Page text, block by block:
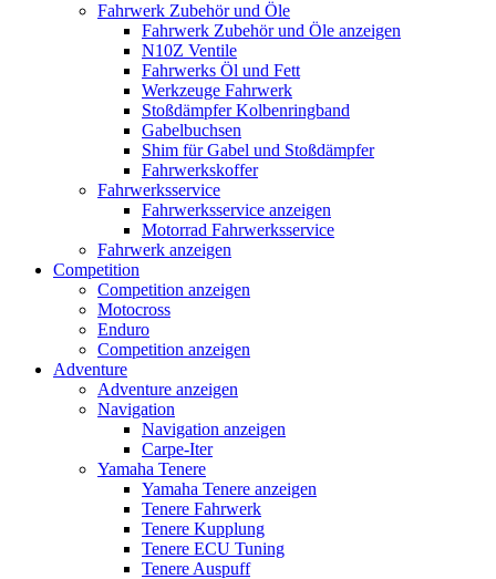
Fahrwerk Zubehör und Öle
Fahrwerk Zubehör und Öle anzeigen
N10Z Ventile
Fahrwerks Öl und Fett
Werkzeuge Fahrwerk
Stoßdämpfer Kolbenringband
Gabelbuchsen
Shim für Gabel und Stoßdämpfer
Fahrwerkskoffer
Fahrwerksservice
Fahrwerksservice anzeigen
Motorrad Fahrwerksservice
Fahrwerk anzeigen
Competition
Competition anzeigen
Motocross
Enduro
Competition anzeigen
Adventure
Adventure anzeigen
Navigation
Navigation anzeigen
Carpe-Iter
Yamaha Tenere
Yamaha Tenere anzeigen
Tenere Fahrwerk
Tenere Kupplung
Tenere ECU Tuning
Tenere Auspuff